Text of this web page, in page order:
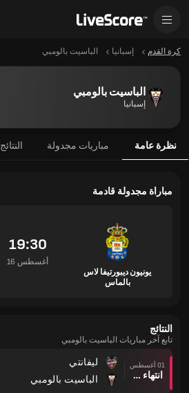
كرة القدم إسبانيا الباسيت بالومبي
الباسيت بالومبي
إسبانيا
نظرة عامة مباريات مجدولة النتائج
مباراة مجدولة قادمة
يونيون ديبورتيفا لاس
بالماس
19:30
16 أغسطس
النتائج
تابع آخر مباريات الباسيت بالومبي
01 أغسطس
انتهاء وقت المباراة
ليفانتي
الباسيت بالومبي